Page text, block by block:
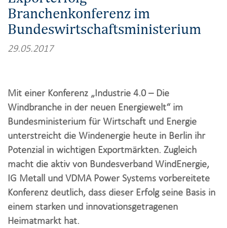
Branchenkonferenz im
Bundeswirtschaftsministerium
29.05.2017
Mit einer Konferenz „Industrie 4.0 – Die
Windbranche in der neuen Energiewelt“ im
Bundesministerium für Wirtschaft und Energie
unterstreicht die Windenergie heute in Berlin ihr
Potenzial in wichtigen Exportmärkten. Zugleich
macht die aktiv von Bundesverband WindEnergie,
IG Metall und VDMA Power Systems vorbereitete
Konferenz deutlich, dass dieser Erfolg seine Basis in
einem starken und innovationsgetragenen
Heimatmarkt hat.